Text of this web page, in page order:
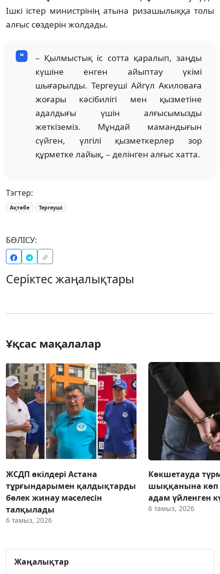
Ішкі істер министрінің атына ризашылыққа толы
алғыс сөздерін жолдады.
– Қылмыстық іс сотта қаралып, заңды
күшіне енген айыптау үкімі
шығарылды. Тергеуші Айгүл Акиловаға
жоғары кәсібилігі мен қызметіне
адалдығы үшін алғысымызды
жеткіземіз. Мұндай мамандығын
сүйген, үлгілі қызметкерлер зор
құрметке лайық, – делінген алғыс хатта.
Тэгтер:
Ақтөбе Тергеуші
БӨЛІСУ:
Серіктес жаңалықтары
Ұқсас мақалалар
ЖСДП өкілдері Астана
тұрғындарымен қалдықтарды
бөлек жинау мәселесін
талқылады
6 тамыз, 2026
Көкшетауда
шыққанына көп
адам үйленген
6 тамыз, 2026
Жаңалықтар